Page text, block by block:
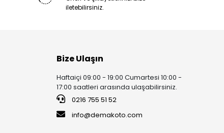
iletebilirsiniz.
Bize Ulaşın
Haftaiçi 09:00 - 19:00 Cumartesi 10:00 -
17:00 saatleri arasında ulaşabilirsiniz.
0216 755 51 52
info@demakoto.com